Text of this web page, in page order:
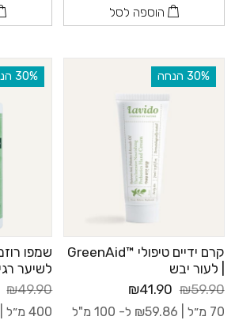
הוספה לסל
‫30% הנחה
קרם ידיים טיפולי ™GreenAid
| לעור יבש
₪59.90
₪41.90
70 מ״ל | ₪59.86 ל- 100 מ"ל
‫30% הנחה
לשיער
₪49.90
400 מ״ל |